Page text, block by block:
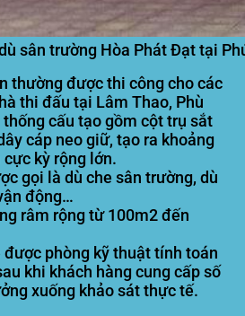
sân trường Hòa Phát Đạt tại
thường được thi công cho các
thi đấu tại Lâm Thao, Phù
cấu tạo gồm cột trụ sắt
cáp neo giữ, tạo ra khoảng
kỳ rộng lớn.
gọi là dù che sân trường, dù
động…
râm rộng từ 100m2 đến
được phòng kỹ thuật tính toán
khi khách hàng cung cấp số
xuống khảo sát thực tế.